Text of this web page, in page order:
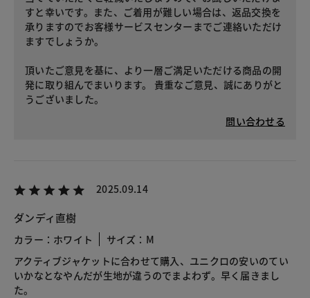
すと幸いです。また、ご着用が難しい場合は、返品交換を
承りますのでお客様サービスセンターまでご連絡いただけ
ますでしょうか。
頂いたご意見を基に、より一層ご満足いただける商品の開
発に取り組んでまいります。 貴重なご意見、誠にありがと
うございました。
問い合わせる
2025.09.14
ダンディ直樹
カラー：ホワイト
サイズ：M
アクティブジャケットに合わせて購入、ユニクロの安いのてい
いかなとなやんだが生地が違うのでまよわず。早く届きまし
た。